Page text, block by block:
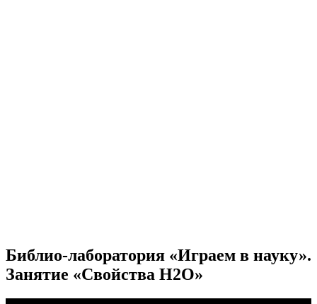
Библио-лаборатория «Играем в науку».
Занятие «Свойства H2O»